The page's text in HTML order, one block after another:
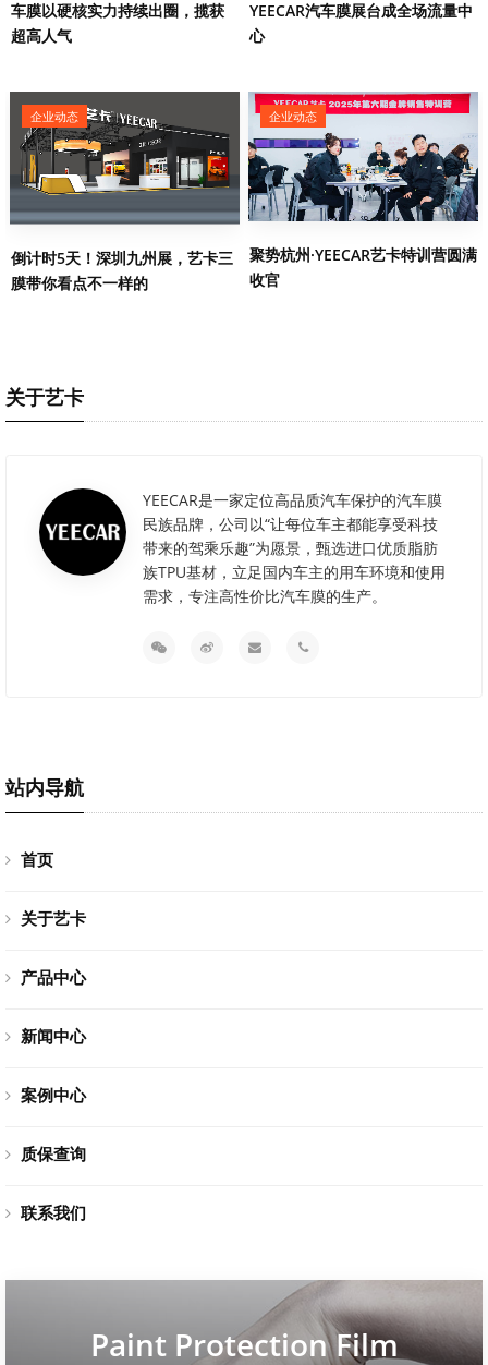
车膜以硬核实力持续出圈，揽获
超高人气
YEECAR汽车膜展台成全场流量中
心
企业动态
倒计时5天！深圳九州展，艺卡三
膜带你看点不一样的
企业动态
聚势杭州·YEECAR艺卡特训营圆满
收官
关于艺卡
YEECAR是一家定位高品质汽车保护的汽车膜
民族品牌，公司以“让每位车主都能享受科技
带来的驾乘乐趣”为愿景，甄选进口优质脂肪
族TPU基材，立足国内车主的用车环境和使用
需求，专注高性价比汽车膜的生产。
站内导航
首页
关于艺卡
产品中心
新闻中心
案例中心
质保查询
联系我们
Paint Protection Film